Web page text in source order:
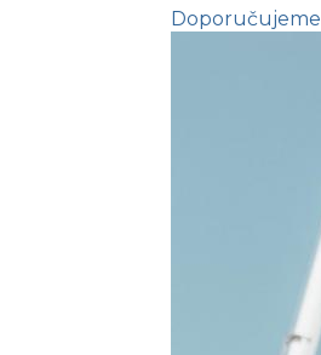
Doporučujeme